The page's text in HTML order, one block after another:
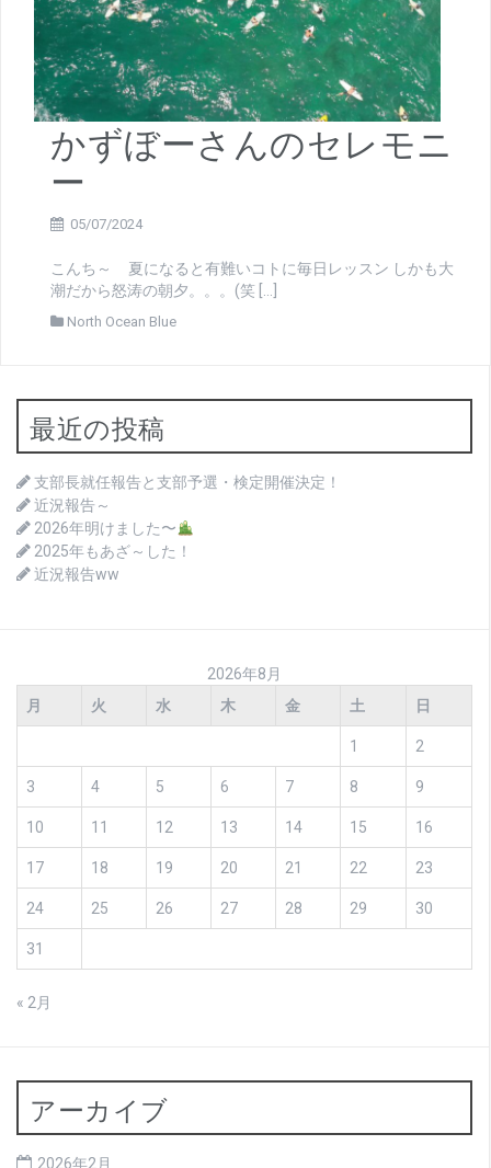
かずぼーさんのセレモニ
ー
05/07/2024
こんち～ 夏になると有難いコトに毎日レッスン しかも大
潮だから怒涛の朝夕。。。(笑 […]
North Ocean Blue
最近の投稿
支部長就任報告と支部予選・検定開催決定！
近況報告～
2026年明けました〜
2025年もあざ～した！
近況報告ww
2026年8月
月
火 水 木 金 土 日
1 2
3 4 5 6 7 8 9
10 11 12 13 14 15 16
17 18 19 20 21 22 23
24 25 26 27 28 29 30
31
« 2月
アーカイブ
2026年2月